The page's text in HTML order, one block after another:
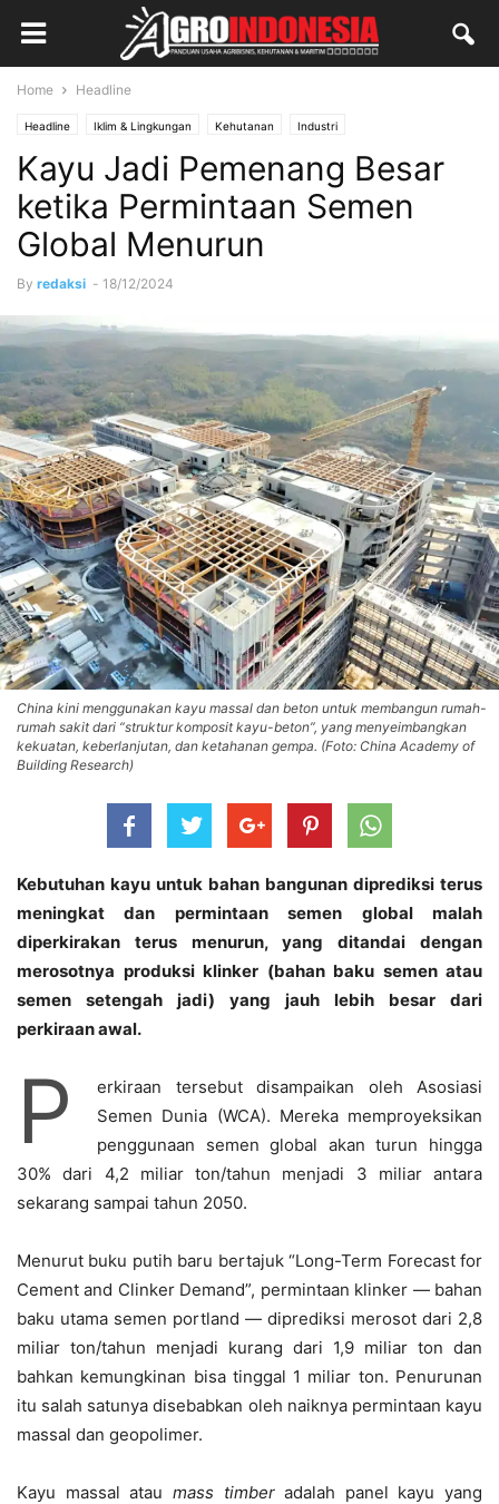
Home Headline
Headline Iklim & Lingkungan Kehutanan Industri
Kayu Jadi Pemenang Besar
ketika Permintaan Semen
Global Menurun
By redaksi - 18/12/2024
China kini menggunakan kayu massal dan beton untuk membangun rumah-
rumah sakit dari “struktur komposit kayu-beton”, yang menyeimbangkan
kekuatan, keberlanjutan, dan ketahanan gempa. (Foto: China Academy of
Building Research)
Kebutuhan kayu untuk bahan bangunan diprediksi terus
meningkat dan permintaan semen global malah
diperkirakan terus menurun, yang ditandai dengan
merosotnya produksi klinker (bahan baku semen atau
semen setengah jadi) yang jauh lebih besar dari
perkiraan awal.
P
erkiraan tersebut disampaikan oleh Asosiasi
Semen Dunia (WCA). Mereka memproyeksikan
penggunaan semen global akan turun hingga
30% dari 4,2 miliar ton/tahun menjadi 3 miliar antara
sekarang sampai tahun 2050.
Menurut buku putih baru bertajuk “Long-Term Forecast for
Cement and Clinker Demand”, permintaan klinker — bahan
baku utama semen portland — diprediksi merosot dari 2,8
miliar ton/tahun menjadi kurang dari 1,9 miliar ton dan
bahkan kemungkinan bisa tinggal 1 miliar ton. Penurunan
itu salah satunya disebabkan oleh naiknya permintaan kayu
massal dan geopolimer.
Kayu massal atau mass timberadalah panel kayu yang